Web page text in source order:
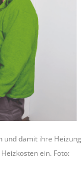
und damit ihre Heizung
ein. Foto: